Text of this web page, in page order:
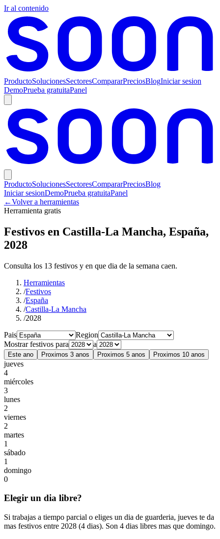
Ir al contenido
ProductoSolucionesSectoresCompararPreciosBlogIniciar sesion
DemoPrueba gratuitaPanel
ProductoSolucionesSectoresCompararPreciosBlog
Iniciar sesionDemoPrueba gratuitaPanel
←Volver a herramientas
Herramienta gratis
Festivos en Castilla-La Mancha, España,
2028
Consulta los 13 festivos y en que dia de la semana caen.
Herramientas
/Festivos
/España
/Castilla-La Mancha
/2028
Pais
Region
Mostrar festivos para
a
Este ano Proximos 3 anos Proximos 5 anos Proximos 10 anos
jueves
4
miércoles
3
lunes
2
viernes
2
martes
1
sábado
1
domingo
0
Elegir un dia libre?
Si trabajas a tiempo parcial o eliges un dia de guarderia, jueves te da
mas festivos entre 2028 (4 dias). Son 4 dias libres mas que domingo.